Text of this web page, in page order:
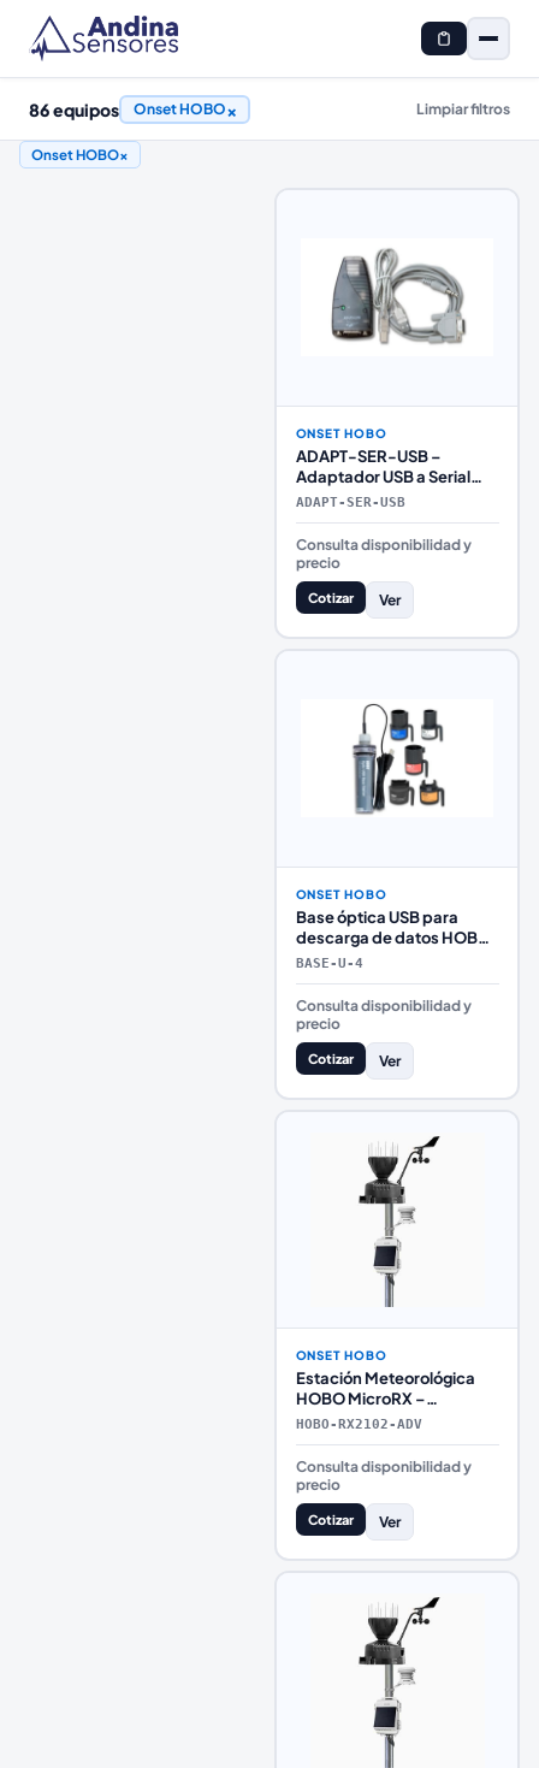
86equipos Onset HOBO× Limpiar filtros
Onset HOBO×
ONSET HOBO
ADAPT-SER-USB –
Adaptador USB a Serial
RS-232 para Dataloggers
ADAPT-SER-USB
Consulta disponibilidad y
precio
Cotizar Ver
ONSET HOBO
Base óptica USB para
descarga de datos HOBO
– BASE-U-4
BASE-U-4
Consulta disponibilidad y
precio
Cotizar Ver
ONSET HOBO
Estación Meteorológica
HOBO MicroRX –
Configuración Avanzada
HOBO-RX2102-ADV
Consulta disponibilidad y
precio
Cotizar Ver